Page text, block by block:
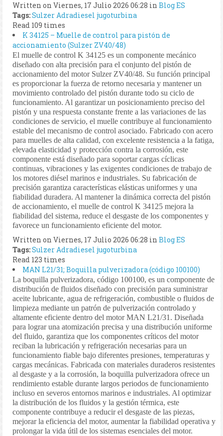
Written on Viernes, 17 Julio 2026 06:28 in Blog ES
Tags:SulzerAdradiesel jugoturbina
Read 109 times
K 34125 – Muelle de control para pistón de
accionamiento (Sulzer ZV40/48)
El muelle de control K 34125 es un componente mecánico
diseñado con alta precisión para el conjunto del pistón de
accionamiento del motor Sulzer ZV40/48. Su función principal
es proporcionar la fuerza de retorno necesaria y mantener un
movimiento controlado del pistón durante todo su ciclo de
funcionamiento. Al garantizar un posicionamiento preciso del
pistón y una respuesta constante frente a las variaciones de las
condiciones de servicio, el muelle contribuye al funcionamiento
estable del mecanismo de control asociado. Fabricado con acero
para muelles de alta calidad, con excelente resistencia a la fatiga,
elevada elasticidad y protección contra la corrosión, este
componente está diseñado para soportar cargas cíclicas
continuas, vibraciones y las exigentes condiciones de trabajo de
los motores diésel marinos e industriales. Su fabricación de
precisión garantiza características elásticas uniformes y una
fiabilidad duradera. Al mantener la dinámica correcta del pistón
de accionamiento, el muelle de control K 34125 mejora la
fiabilidad del sistema, reduce el desgaste de los componentes y
favorece un funcionamiento eficiente del motor.
Written on Viernes, 17 Julio 2026 06:28 in Blog ES
Tags:SulzerAdradiesel jugoturbina
Read 123 times
MAN L21/31; Boquilla pulverizadora (código 100100)
La boquilla pulverizadora, código 100100, es un componente de
distribución de fluidos diseñado con precisión para suministrar
aceite lubricante, agua de refrigeración, combustible o fluidos de
limpieza mediante un patrón de pulverización controlado y
altamente eficiente dentro del motor MAN L21/31. Diseñada
para lograr una atomización precisa y una distribución uniforme
del fluido, garantiza que los componentes críticos del motor
reciban la lubricación y refrigeración necesarias para un
funcionamiento fiable bajo diferentes presiones, temperaturas y
cargas mecánicas. Fabricada con materiales duraderos resistentes
al desgaste y a la corrosión, la boquilla pulverizadora ofrece un
rendimiento estable durante largos periodos de funcionamiento
incluso en severos entornos marinos e industriales. Al optimizar
la distribución de los fluidos y la gestión térmica, este
componente contribuye a reducir el desgaste de las piezas,
mejorar la eficiencia del motor, aumentar la fiabilidad operativa y
prolongar la vida útil de los sistemas esenciales del motor.